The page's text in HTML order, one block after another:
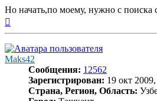
Но начать,по моему, нужно с поиска
Maks42
Сообщения: 12562
Зарегистрирован: 19 окт
Страна, Регион, Область: